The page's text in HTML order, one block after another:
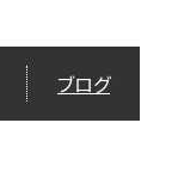
ブログ